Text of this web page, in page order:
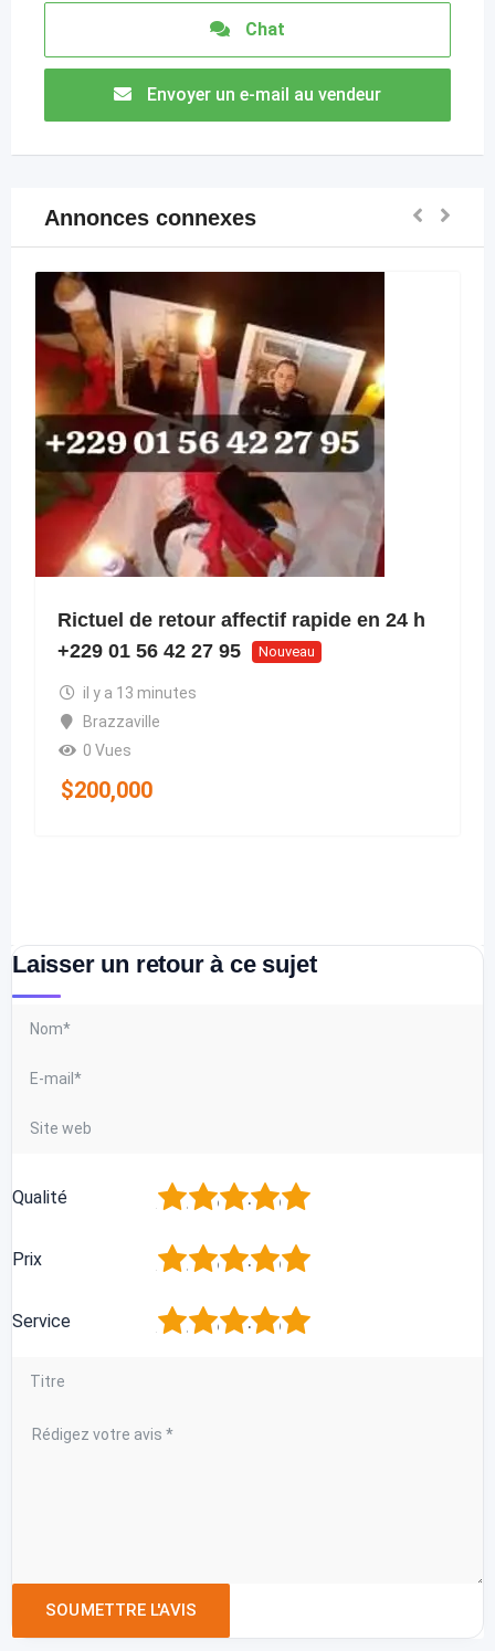
Chat
Envoyer un e-mail au vendeur
Annonces connexes
Rictuel de retour affectif rapide en 24 h
+229 01 56 42 27 95
Nouveau
il y a 13 minutes
Brazzaville
0 Vues
$200,000
Laisser un retour à ce sujet
Qualité 5
4
3
2
Prix 5
4
3
2
Service 5
4
3
2